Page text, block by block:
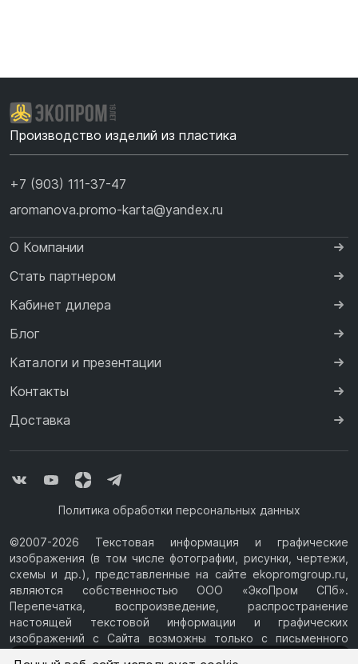
Производство изделий из пластика
+7 (903) 111-37-47
aromanova.promo-karta@yandex.ru
О Компании
Стать партнером
Кабинет дилера
Блог
Каталоги и презентации
Контакты
Доставка
Политика обработки персональных данных
©2007-2026 Текстовая информация и графические
изображения (в том числе фотографии, рисунки, чертежи,
схемы и др.), представленные на сайте ekopromgroup.ru,
являются собственностью ООО «ЭкоПром СПб».
Перепечатка, воспроизведение, распространение
настоящей текстовой информации и графических
изображений с Сайта возможны только с письменного